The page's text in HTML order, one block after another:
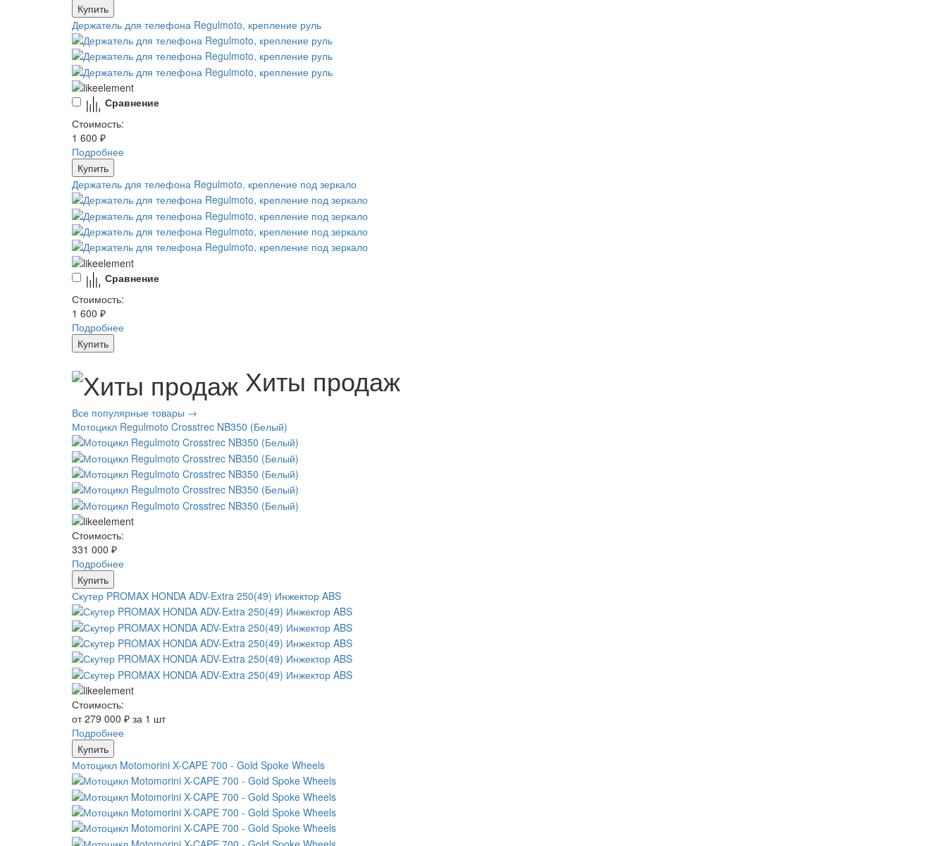
Купить
Держатель для телефона Regulmoto, крепление руль
Сравнение
Стоимость:
1 600 ₽
Подробнее
Купить
Держатель для телефона Regulmoto, крепление под зеркало
Сравнение
Стоимость:
1 600 ₽
Подробнее
Купить
Хиты продаж
Все популярные товары →
Мотоцикл Regulmoto Crosstrec NB350 (Белый)
Стоимость:
331 000 ₽
Подробнее
Купить
Скутер PROMAX HONDA ADV-Extra 250(49) Инжектор ABS
Стоимость:
от 279 000 ₽ за 1 шт
Подробнее
Купить
Мотоцикл Motomorini X-CAPE 700 - Gold Spoke Wheels